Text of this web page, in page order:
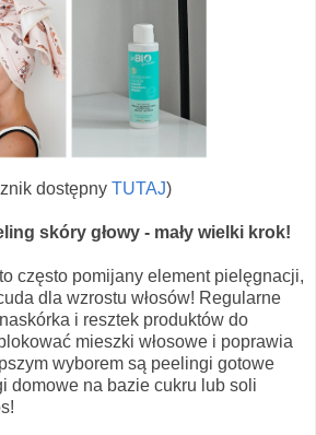
dostępny TUTAJ)
skóry głowy - mały wielki krok!
często pomijany element pielęgnacji,
dla wzrostu włosów! Regularne
i resztek produktów do
mieszki włosowe i poprawia
wyborem są peelingi gotowe
domowe na bazie cukru lub soli